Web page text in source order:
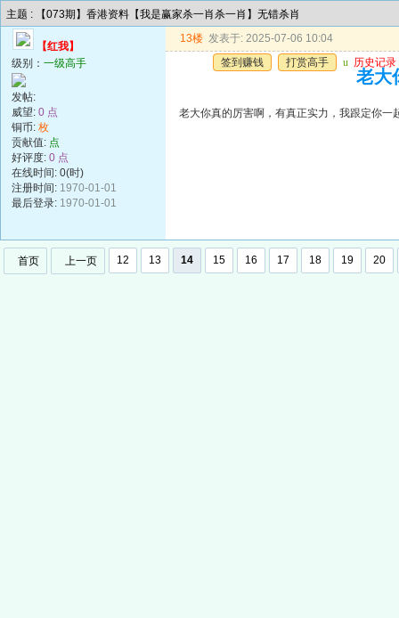
主题 : 【073期】香港资料【我是赢家杀一肖杀一肖】无错杀肖
【红我】
级别： 一级高手
发帖:
威望: 0 点
铜币: 枚
贡献值: 点
好评度: 0 点
在线时间: 0(时)
注册时间: 1970-01-01
最后登录: 1970-01-01
13楼 发表于: 2025-07-06 10:04
签到赚钱
打赏高手 u 历史记录
老大
老大你真的厉害啊，有真正实力，我跟定你一
首页 上一页 12 13 14 15 16 17 18 19 20